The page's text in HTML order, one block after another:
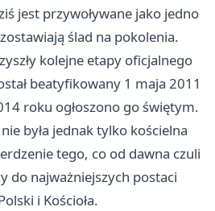
jest przywoływane jako jedno
ślad na pokolenia.
kolejne etapy oficjalnego
beatyfikowany 1 maja 2011
roku ogłoszono go świętym.
była jednak tylko kościelna
tego, co od dawna czuli
do najważniejszych postaci
i Kościoła.